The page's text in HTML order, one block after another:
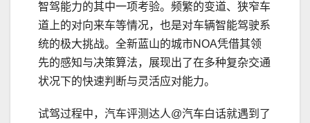
智驾能力的其中一项考验。频繁的变道、狭窄车
道上的对向来车等情况，也是对车辆智能驾驶系
统的极大挑战。全新蓝山的城市NOA凭借其领
先的感知与决策算法，展现出了在多种复杂交通
状况下的快速判断与灵活应对能力。
试驾过程中，汽车评测达人@汽车白话就遇到了